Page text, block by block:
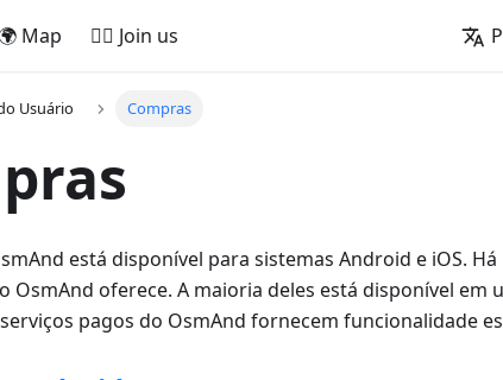
🌍 Map 🚵‍♂️ Join us
Usuário Compras
está disponível para sistemas Android e iOS.
OsmAnd oferece. A maioria deles está disponível em
pagos do OsmAnd fornecem funcionalidade